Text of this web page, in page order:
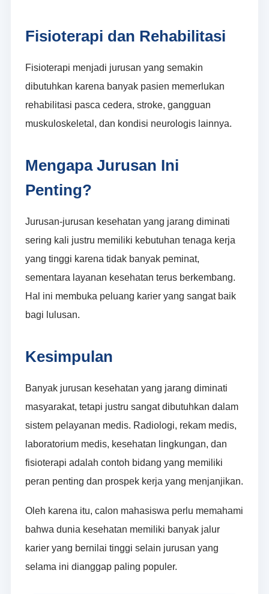
Fisioterapi dan Rehabilitasi
Fisioterapi menjadi jurusan yang semakin
dibutuhkan karena banyak pasien memerlukan
rehabilitasi pasca cedera, stroke, gangguan
muskuloskeletal, dan kondisi neurologis lainnya.
Mengapa Jurusan Ini
Penting?
Jurusan-jurusan kesehatan yang jarang diminati
sering kali justru memiliki kebutuhan tenaga kerja
yang tinggi karena tidak banyak peminat,
sementara layanan kesehatan terus berkembang.
Hal ini membuka peluang karier yang sangat baik
bagi lulusan.
Kesimpulan
Banyak jurusan kesehatan yang jarang diminati
masyarakat, tetapi justru sangat dibutuhkan dalam
sistem pelayanan medis. Radiologi, rekam medis,
laboratorium medis, kesehatan lingkungan, dan
fisioterapi adalah contoh bidang yang memiliki
peran penting dan prospek kerja yang menjanjikan.
Oleh karena itu, calon mahasiswa perlu memahami
bahwa dunia kesehatan memiliki banyak jalur
karier yang bernilai tinggi selain jurusan yang
selama ini dianggap paling populer.